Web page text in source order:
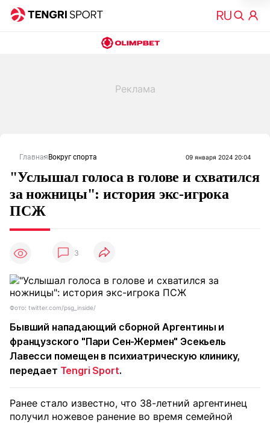
Главная Вокруг спорта 09 января 2024 20:04
"Услышал голоса в голове и схватился
за ножницы": история экс-игрока
ПСЖ
3
Фото: twitter.com/psg_inside/
Бывший нападающий сборной Аргентины и
французского "Пари Сен-Жермен" Эсекьель
Лавесси помещен в психиатрическую клинику,
передает Tengri Sport.
Ранее стало известно, что 38-летний аргентинец
получил ножевое ранение во время семейной